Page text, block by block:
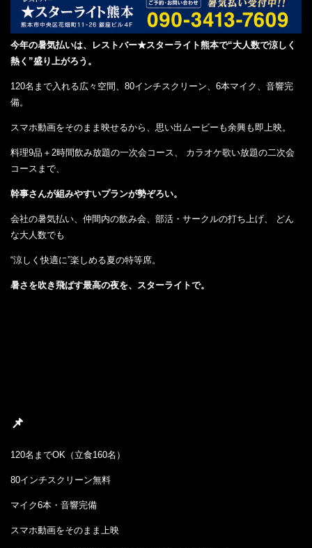
今年の暑気払いは、レストバー★スターライト熊本で“大人数で涼しく
熱く”盛り上がろう。
120名まで入れる広々空間、80インチスクリーン、6本マイク、音響完
備。
スマホ動画をそのまま映せるから、思い出ムービーも余興も即上映。
料理9品＋2時間飲み放題の一次会コース、 カラオケ歌い放題の二次会
コースまで、
幹事さんが組みやすいプランが勢ぞろい。
会社の暑気払い、仲間内の飲み会、部活・サークルの打ち上げ、 どん
な大人数でも
“涼しく快適に”楽しめる夏の特等席。
暑さを吹き飛ばす最高の夜を、スターライトで。
📌
120名までOK（立食160名）
80インチスクリーン無料
マイク6本・音響完備
スマホ動画をそのまま上映